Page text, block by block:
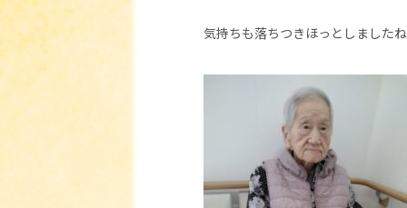
気持ちも落ちつきほっとしました